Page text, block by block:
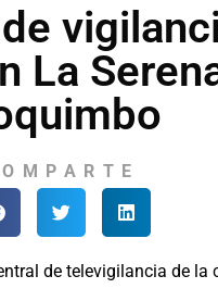
La
de televigilancia de la